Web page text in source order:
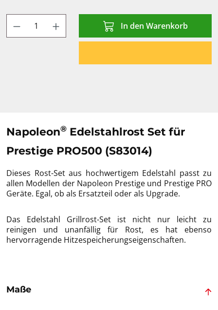
Produkt Anzahl: Gib den gewünschten
In den Warenkorb
Napoleon® Edelstahlrost Set für
Prestige PRO500 (S83014)
Dieses Rost-Set aus hochwertigem Edelstahl passt zu
allen Modellen der Napoleon Prestige und Prestige PRO
Geräte. Egal, ob als Ersatzteil oder als Upgrade.
Das Edelstahl Grillrost-Set ist nicht nur leicht zu
reinigen und unanfällig für Rost, es hat ebenso
hervorragende Hitzespeicherungseigenschaften.
Maße